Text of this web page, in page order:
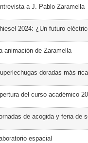
a J. Pablo Zaramella
2024: ¿Un futuro
animación de Zaramella
doradas más
del curso académico
de acogida y feria de
espacial